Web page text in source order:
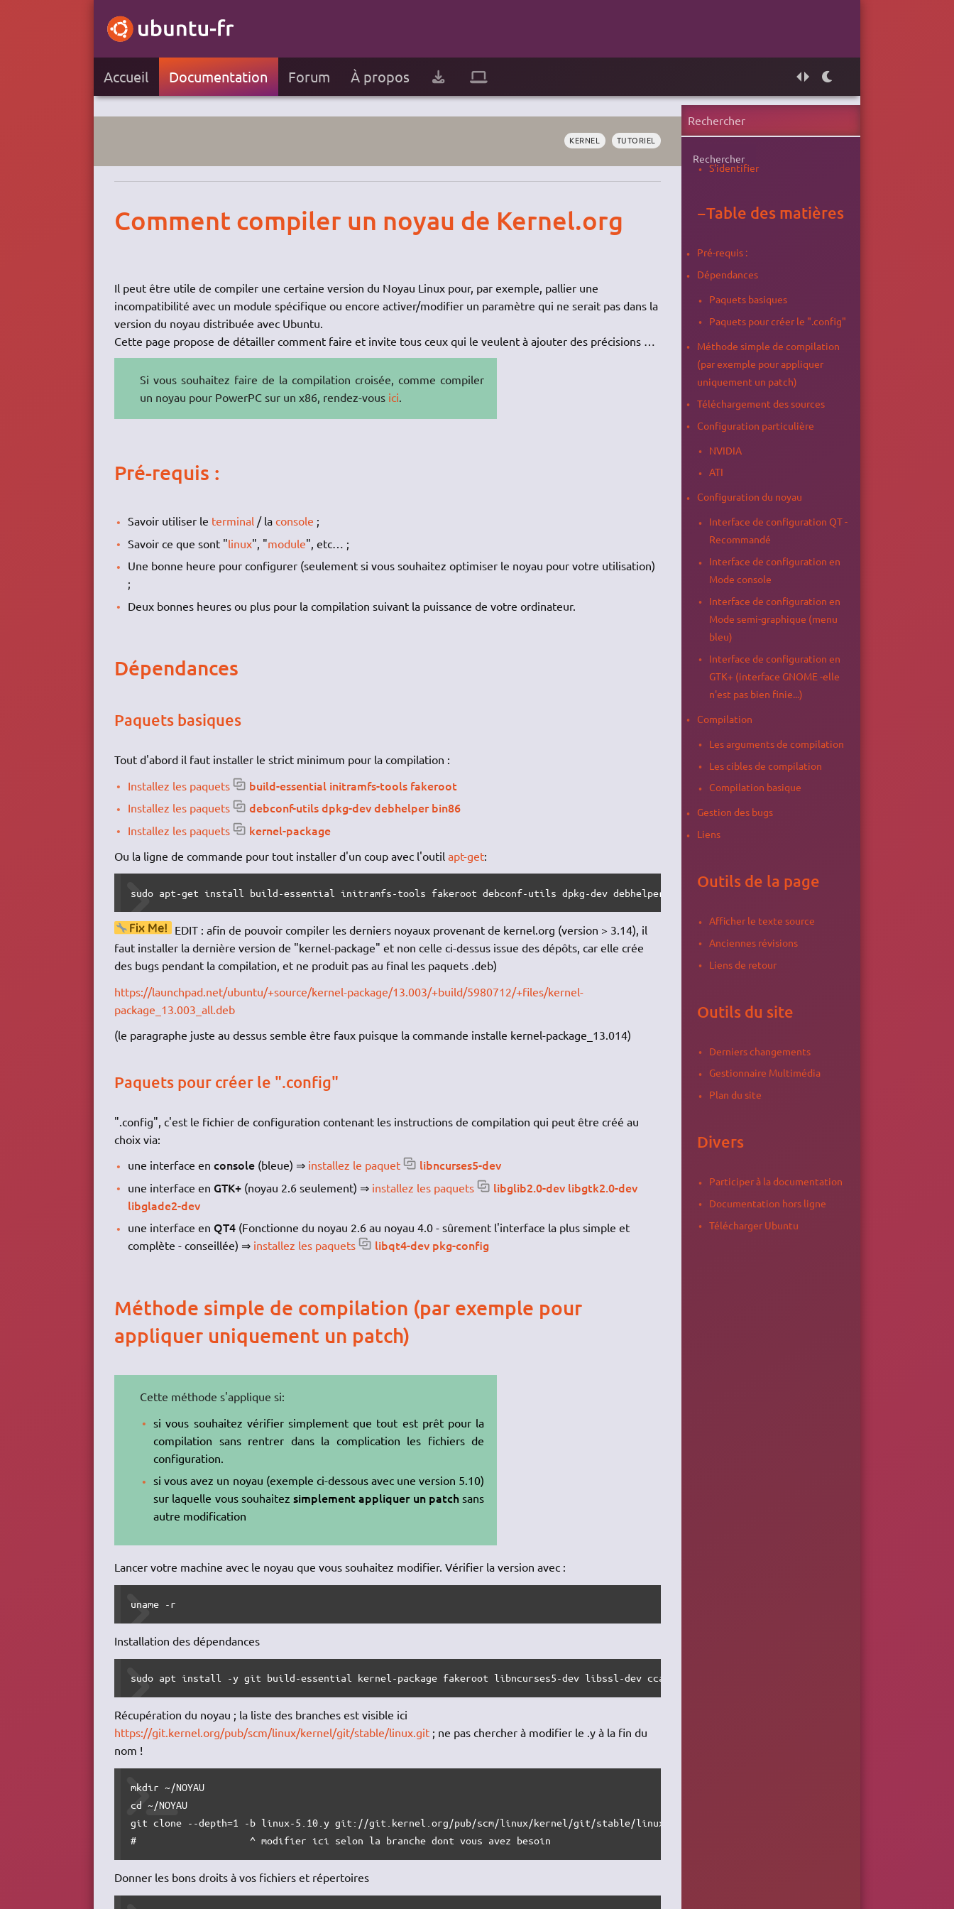
Accueil Documentation Forum À propos
KERNEL TUTORIEL
Comment compiler un noyau de Kernel.org
Il peut être utile de compiler une certaine version du Noyau Linux pour, par exemple, pallier une
incompatibilité avec un module spécifique ou encore activer/modifier un paramètre qui ne serait pas dans la
version du noyau distribuée avec Ubuntu.
Cette page propose de détailler comment faire et invite tous ceux qui le veulent à ajouter des précisions …
Si vous souhaitez faire de la compilation croisée, comme compiler
un noyau pour PowerPC sur un x86, rendez-vous ici.
Pré-requis :
Savoir utiliser le terminal / laconsole ;
Savoir ce que sont "linux", "module", etc… ;
Une bonne heure pour configurer (seulement si vous souhaitez optimiser le noyau pour votre utilisation)
;
Deux bonnes heures ou plus pour la compilation suivant la puissance de votre ordinateur.
Dépendances
Paquets basiques
Tout d'abord il faut installer le strict minimum pour la compilation :
Installez les paquets
build-essential initramfs-tools fakeroot
Installez les paquets debconf-utils dpkg-dev debhelper bin86
Installez les paquets kernel-package
Ou la ligne de commande pour tout installer d'un coup avec l'outil apt-get:
sudo apt-get install build-essential initramfs-tools fakeroot debconf-utils dpkg-dev debhelper bin86 kernel-package
EDIT : afin de pouvoir compiler les derniers noyaux provenant de kernel.org (version > 3.14), il
faut installer la dernière version de "kernel-package" et non celle ci-dessus issue des dépôts, car elle crée
des bugs pendant la compilation, et ne produit pas au final les paquets .deb)
https://launchpad.net/ubuntu/+source/kernel-package/13.003/+build/5980712/+files/kernel-
package_13.003_all.deb
(le paragraphe juste au dessus semble être faux puisque la commande installe kernel-package_13.014)
Paquets pour créer le ".config"
".config", c'est le fichier de configuration contenant les instructions de compilation qui peut être créé au
choix via:
une interface enconsole (bleue) ⇒ installez le paquet libncurses5-dev
une interface enGTK+ (noyau 2.6 seulement) ⇒ installez les paquets
libglib2.0-dev libgtk2.0-dev
libglade2-dev
une interface enQT4 (Fonctionne du noyau 2.6 au noyau 4.0 - sûrement l'interface la plus simple et
complète - conseillée) ⇒ installez les paquets libqt4-dev pkg-config
Méthode simple de compilation (par exemple pour
appliquer uniquement un patch)
Cette méthode s'applique si:
si vous souhaitez vérifier simplement que tout est prêt pour la
compilation sans rentrer dans la complication les fichiers de
configuration.
si vous avez un noyau (exemple ci-dessous avec une version 5.10)
sur laquelle vous souhaitezsimplement appliquer un patchsans
autre modification
Lancer votre machine avec le noyau que vous souhaitez modifier. Vérifier la version avec :
uname -r
Installation des dépendances
sudo apt install -y git build-essential kernel-package fakeroot libncurses5-dev libssl-dev ccache
Récupération du noyau ; la liste des branches est visible ici
https://git.kernel.org/pub/scm/linux/kernel/git/stable/linux.git; ne pas chercher à modifier le .y à la fin du
nom !
mkdir ~/NOYAU
cd ~/NOYAU
git clone --depth=1 -b linux-5.10.y git://git.kernel.org/pub/scm/linux/kernel/git/stable/linux-stable.git
#                    ^ modifier ici selon la branche dont vous avez besoin
Donner les bons droits à vos fichiers et répertoires
Rechercher
S'identifier
−Table des matières
Pré-requis :
Dépendances
Paquets basiques
Paquets pour créer le ".config"
Méthode simple de compilation
(par exemple pour appliquer
uniquement un patch)
Téléchargement des sources
Configuration particulière
NVIDIA
ATI
Configuration du noyau
Interface de configuration QT -
Recommandé
Interface de configuration en
Mode console
Interface de configuration en
Mode semi-graphique (menu
bleu)
Interface de configuration en
GTK+ (interface GNOME -elle
n'est pas bien finie...)
Compilation
Les arguments de compilation
Les cibles de compilation
Compilation basique
Gestion des bugs
Liens
Outils de la page
Afficher le texte source
Anciennes révisions
Liens de retour
Outils du site
Derniers changements
Gestionnaire Multimédia
Plan du site
Divers
Participer à la documentation
Documentation hors ligne
Télécharger Ubuntu